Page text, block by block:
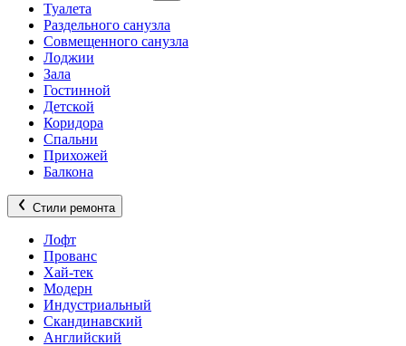
Туалета
Раздельного санузла
Совмещенного санузла
Лоджии
Зала
Гостинной
Детской
Коридора
Спальни
Прихожей
Балкона
Стили ремонта
Лофт
Прованс
Хай-тек
Модерн
Индустриальный
Скандинавский
Английский